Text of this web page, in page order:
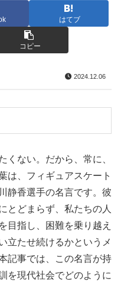
はてブ
コピー
2024.12.06
くない。だから、常に、
は、フィギュアスケート
静香選手の名言です。彼
とどまらず、私たちの人
を目指し、困難を乗り越え
立たせ続けるかというメ
記事では、この名言が持
を現代社会でどのように